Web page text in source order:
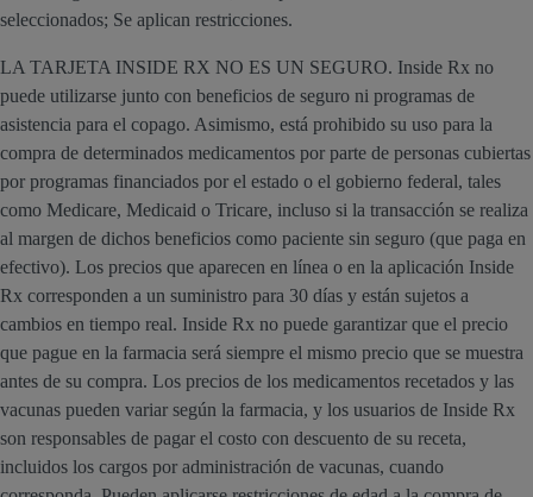
seleccionados; Se aplican restricciones.
LA TARJETA INSIDE RX NO ES UN SEGURO. Inside Rx no
puede utilizarse junto con beneficios de seguro ni programas de
asistencia para el copago. Asimismo, está prohibido su uso para la
compra de determinados medicamentos por parte de personas cubiertas
por programas financiados por el estado o el gobierno federal, tales
como Medicare, Medicaid o Tricare, incluso si la transacción se realiza
al margen de dichos beneficios como paciente sin seguro (que paga en
efectivo). Los precios que aparecen en línea o en la aplicación Inside
Rx corresponden a un suministro para 30 días y están sujetos a
cambios en tiempo real. Inside Rx no puede garantizar que el precio
que pague en la farmacia será siempre el mismo precio que se muestra
antes de su compra. Los precios de los medicamentos recetados y las
vacunas pueden variar según la farmacia, y los usuarios de Inside Rx
son responsables de pagar el costo con descuento de su receta,
incluidos los cargos por administración de vacunas, cuando